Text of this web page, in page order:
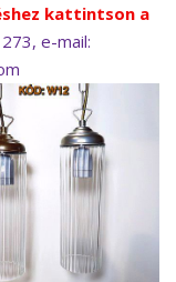
kattintson a
e-mail: